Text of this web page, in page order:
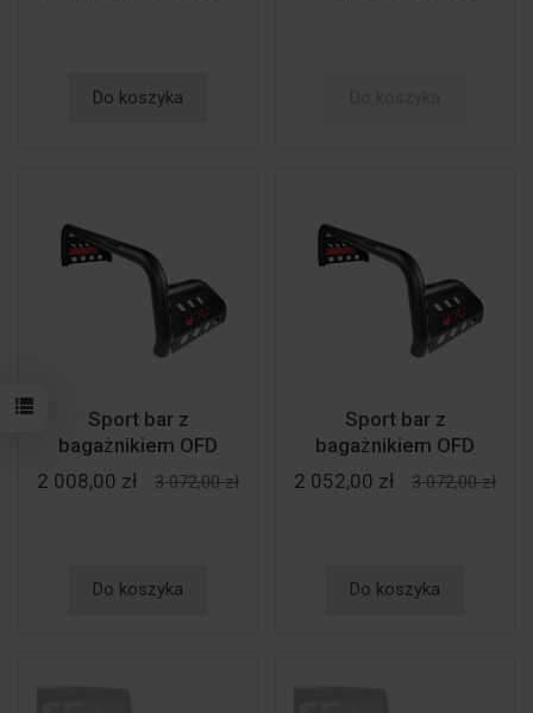
Do koszyka
Sport bar z
bagażnikiem OFD
2 008,00 zł
3 072,00 zł
Do koszyka
Sport bar z
bagażnikiem OFD
2 052,00 zł
3 072,00 zł
Do koszyka